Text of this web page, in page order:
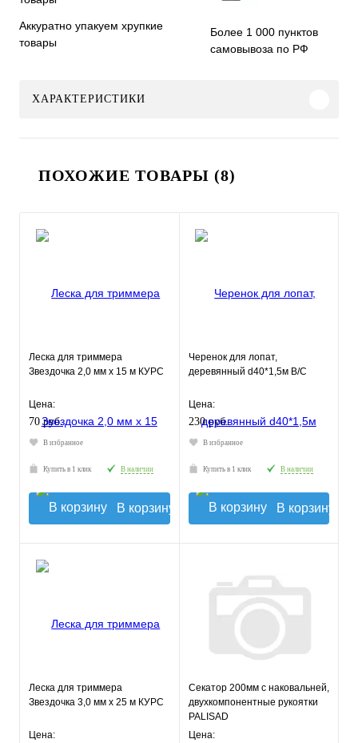
Аккуратно упакуем хрупкие
товары
Более 1 000 пунктов
самовывоза по РФ
ХАРАКТЕРИСТИКИ
ПОХОЖИЕ ТОВАРЫ (8)
Леска для триммера
Звездочка 2,0 мм х 15 м КУРС
Цена:
70 руб.
В избранное
Купить в 1 клик В наличии
В корзину
Черенок для лопат,
деревянный d40*1,5м В/С
Цена:
230 руб.
В избранное
Купить в 1 клик В наличии
В корзину
Леска для триммера
Звездочка 3,0 мм х 25 м КУРС
Цена:
Секатор 200мм с наковальней,
двухкомпонентные рукоятки
PALISAD
Цена: